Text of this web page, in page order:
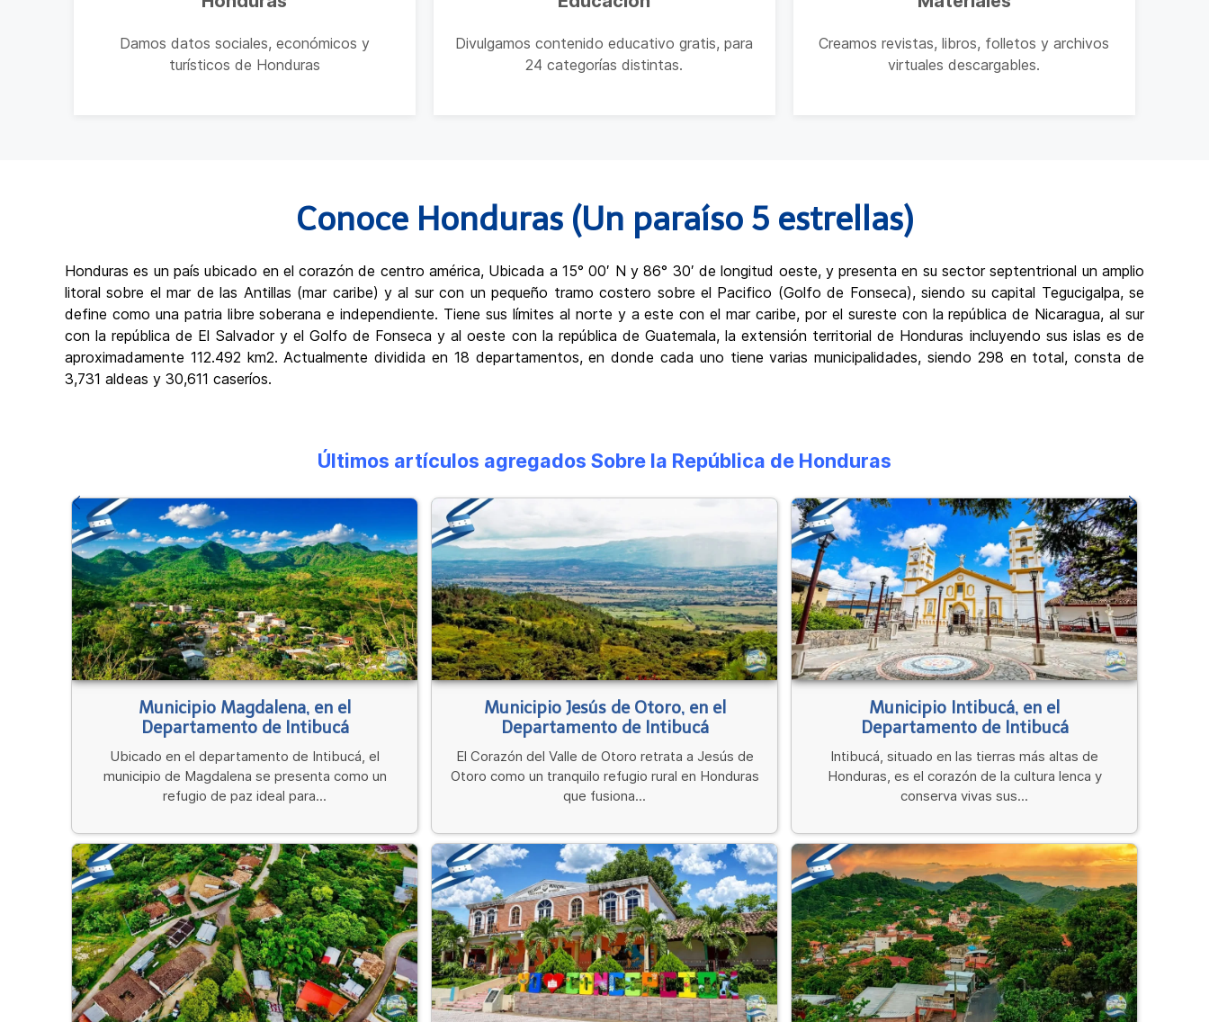
Damos datos sociales, económicos y
turísticos de Honduras
Divulgamos contenido educativo gratis, para
24 categorías distintas.
Creamos revistas, libros, folletos y archivos
virtuales descargables.
Conoce Honduras (Un paraíso 5 estrellas)
Honduras es un país ubicado en el corazón de centro américa, Ubicada a 15° 00′ N y 86° 30′ de longitud oeste, y presenta en su sector septentrional un amplio
litoral sobre el mar de las Antillas (mar caribe) y al sur con un pequeño tramo costero sobre el Pacifico (Golfo de Fonseca), siendo su capital Tegucigalpa, se
define como una patria libre soberana e independiente. Tiene sus límites al norte y a este con el mar caribe, por el sureste con la república de Nicaragua, al sur
con la república de El Salvador y el Golfo de Fonseca y al oeste con la república de Guatemala, la extensión territorial de Honduras incluyendo sus islas es de
aproximadamente 112.492 km2. Actualmente dividida en 18 departamentos, en donde cada uno tiene varias municipalidades, siendo 298 en total, consta de
3,731 aldeas y 30,611 caseríos.
Últimos artículos agregados Sobre la República de Honduras
Municipio Magdalena, en el
Departamento de Intibucá
Ubicado en el departamento de Intibucá, el
municipio de Magdalena se presenta como un
refugio de paz ideal para...
Municipio Jesús de Otoro, en el
Departamento de Intibucá
El Corazón del Valle de Otoro retrata a Jesús de
Otoro como un tranquilo refugio rural en Honduras
que fusiona...
Municipio Intibucá, en el
Departamento de Intibucá
Intibucá, situado en las tierras más altas de
Honduras, es el corazón de la cultura lenca y
conserva vivas sus...